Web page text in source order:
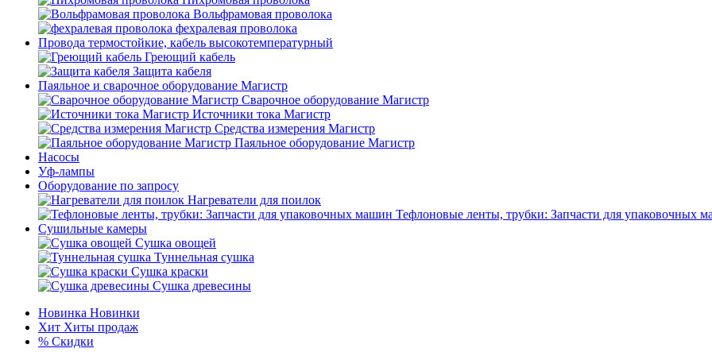
Вольфрамовая проволока
фехралевая проволока
Провода термостойкие, кабель высокотемпературный
Греющий кабель
Защита кабеля
Паяльное и сварочное оборудование Магистр
Сварочное оборудование Магистр
Источники тока Магистр
Средства измерения Магистр
Паяльное оборудование Магистр
Насосы
Уф-лампы
Оборудование по запросу
Нагреватели для поилок
Тефлоновые ленты, трубки: Запчасти для упаковочных
Сушильные камеры
Сушка овощей
Туннельная сушка
Сушка краски
Сушка древесины
Новинка Новинки
Хит Хиты продаж
% Скидки